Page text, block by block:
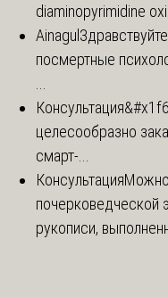
diaminopyrimidine
Ainagul
посмертные
Консультация
целесообразно
смарт-...
Консультация
почерковедческой
рукописи,